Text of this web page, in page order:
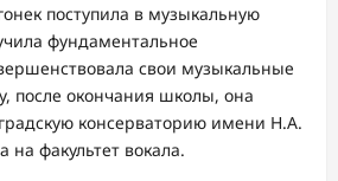
поступила в музыкальную
фундаментальное
свои музыкальные
после окончания школы, она
консерваторию имени Н.А.
на факультет вокала.